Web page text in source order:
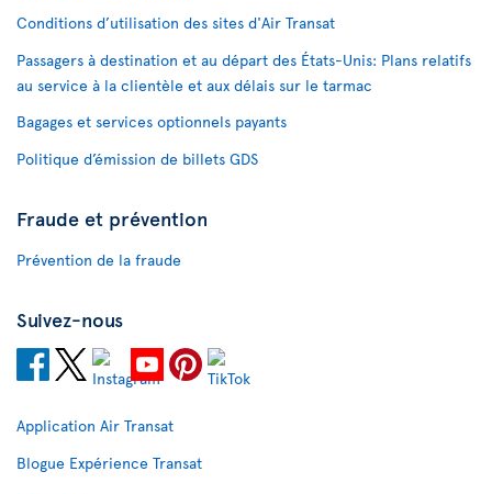
Conditions d’utilisation des sites d'Air Transat
Passagers à destination et au départ des États-Unis: Plans relatifs
au service à la clientèle et aux délais sur le tarmac
Bagages et services optionnels payants
Politique d’émission de billets GDS
Fraude et prévention
Prévention de la fraude
Suivez-nous
Application Air Transat
Blogue Expérience Transat